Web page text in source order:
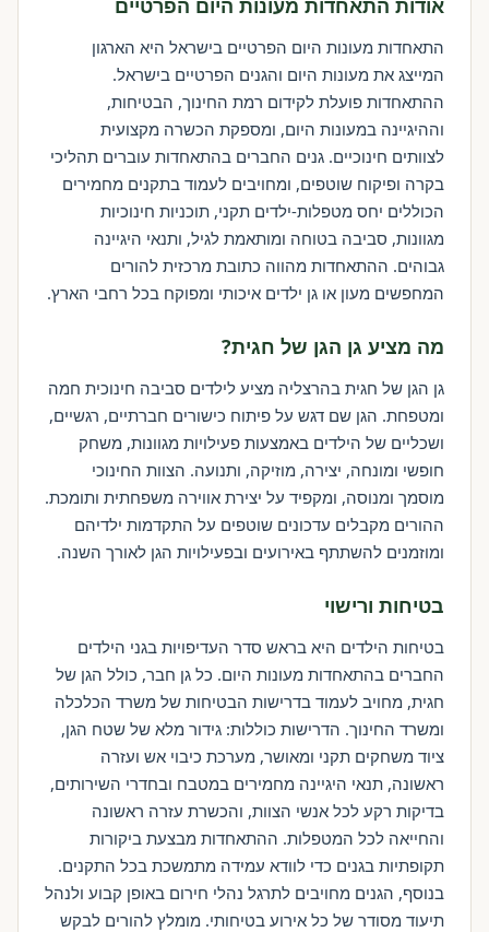
אודות התאחדות מעונות היום הפרטיים
התאחדות מעונות היום הפרטיים בישראל היא הארגון
המייצג את מעונות היום והגנים הפרטיים בישראל.
ההתאחדות פועלת לקידום רמת החינוך, הבטיחות,
וההיגיינה במעונות היום, ומספקת הכשרה מקצועית
לצוותים חינוכיים. גנים החברים בהתאחדות עוברים תהליכי
בקרה ופיקוח שוטפים, ומחויבים לעמוד בתקנים מחמירים
הכוללים יחס מטפלות-ילדים תקני, תוכניות חינוכיות
מגוונות, סביבה בטוחה ומותאמת לגיל, ותנאי היגיינה
גבוהים. ההתאחדות מהווה כתובת מרכזית להורים
המחפשים מעון או גן ילדים איכותי ומפוקח בכל רחבי הארץ.
מה מציע גן הגן של חגית?
גן הגן של חגית בהרצליה מציע לילדים סביבה חינוכית חמה
ומטפחת. הגן שם דגש על פיתוח כישורים חברתיים, רגשיים,
ושכליים של הילדים באמצעות פעילויות מגוונות, משחק
חופשי ומונחה, יצירה, מוזיקה, ותנועה. הצוות החינוכי
מוסמך ומנוסה, ומקפיד על יצירת אווירה משפחתית ותומכת.
ההורים מקבלים עדכונים שוטפים על התקדמות ילדיהם
ומוזמנים להשתתף באירועים ובפעילויות הגן לאורך השנה.
בטיחות ורישוי
בטיחות הילדים היא בראש סדר העדיפויות בגני הילדים
החברים בהתאחדות מעונות היום. כל גן חבר, כולל הגן של
חגית, מחויב לעמוד בדרישות הבטיחות של משרד הכלכלה
ומשרד החינוך. הדרישות כוללות: גידור מלא של שטח הגן,
ציוד משחקים תקני ומאושר, מערכת כיבוי אש ועזרה
ראשונה, תנאי היגיינה מחמירים במטבח ובחדרי השירותים,
בדיקות רקע לכל אנשי הצוות, והכשרת עזרה ראשונה
והחייאה לכל המטפלות. ההתאחדות מבצעת ביקורות
תקופתיות בגנים כדי לוודא עמידה מתמשכת בכל התקנים.
בנוסף, הגנים מחויבים לתרגל נהלי חירום באופן קבוע ולנהל
תיעוד מסודר של כל אירוע בטיחותי. מומלץ להורים לבקש